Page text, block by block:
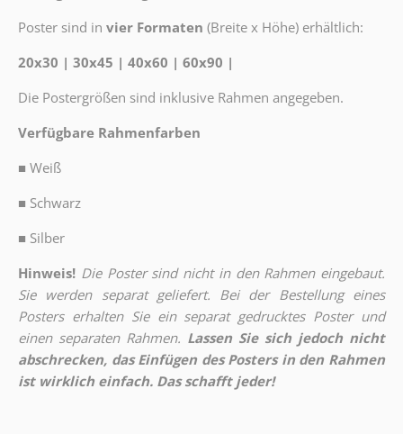
Poster sind in vier Formaten (Breite x Höhe) erhältlich:
20x30 | 30x45 | 40x60 | 60x90 |
Die Postergrößen sind inklusive Rahmen angegeben.
Verfügbare Rahmenfarben
■ Weiß
■ Schwarz
■ Silber
Hinweis! Die Poster sind nicht in den Rahmen eingebaut.
Sie werden separat geliefert. Bei der Bestellung eines
Posters erhalten Sie ein separat gedrucktes Poster und
einen separaten Rahmen. Lassen Sie sich jedoch nicht
abschrecken, das Einfügen des Posters in den Rahmen
ist wirklich einfach. Das schafft jeder!